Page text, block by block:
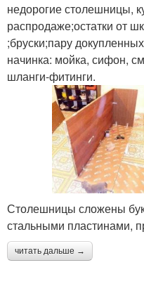
недорогие столешницы,
распродаже;остатки от
;бруски;пару
начинка: мойка, сифон,
шланги-фитинги.
Столешницы сложены
стальными пластинами,
читать дальше →